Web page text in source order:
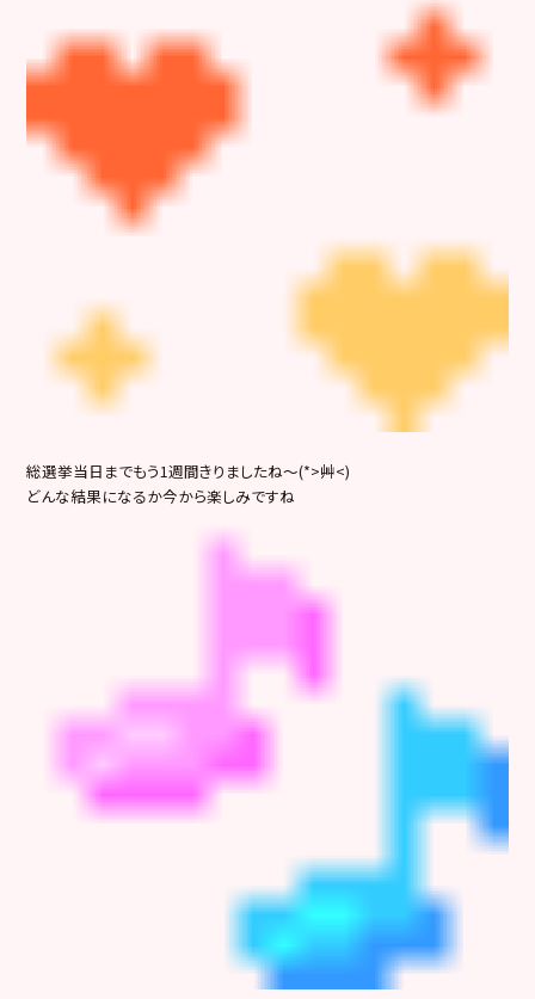
総選挙当日までもう1週間きりましたね～(*>艸<)
どんな結果になるか今から楽しみですね